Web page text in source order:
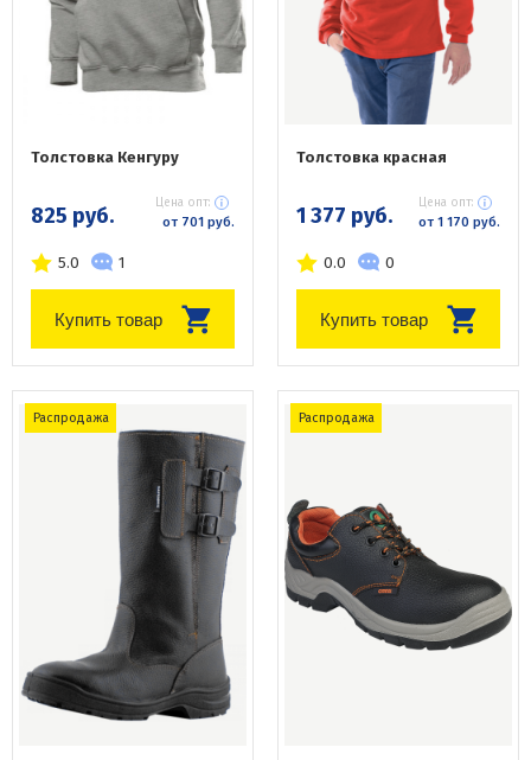
Толстовка Кенгуру
825 руб. Цена опт:
от 701 руб.
5.0 1
Купить товар
Толстовка красная
1 377 руб. Цена опт:
от 1 170 руб.
0.0 0
Купить товар
Распродажа Распродажа